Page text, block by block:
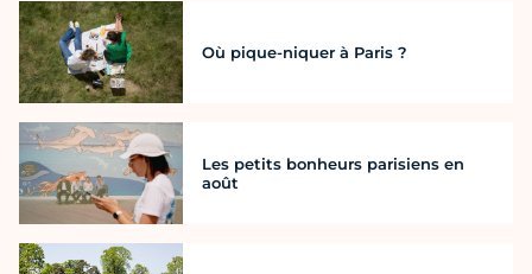
Où pique-niquer à Paris ?
Les petits bonheurs parisiens en
août